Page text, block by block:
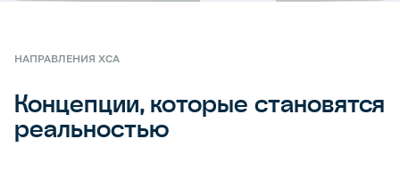
НАПРАВЛЕНИЯ ХСА
Концепции, которые становятся
реальностью